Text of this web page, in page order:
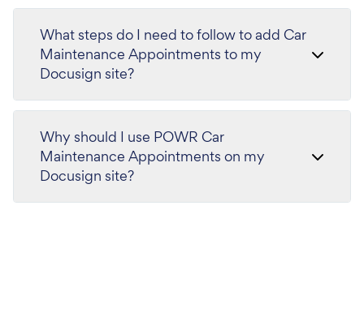
What steps do I need to follow to add Car
Maintenance Appointments to my
Docusign site?
Why should I use POWR Car
Maintenance Appointments on my
Docusign site?